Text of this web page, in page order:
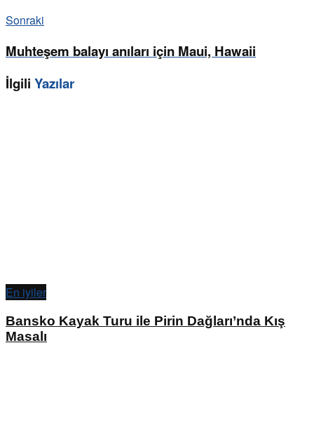
Sonraki
Muhteşem balayı anıları için Maui, Hawaii
İlgili Yazılar
En iyiler
Bansko Kayak Turu ile Pirin Dağları’nda Kış
Masalı